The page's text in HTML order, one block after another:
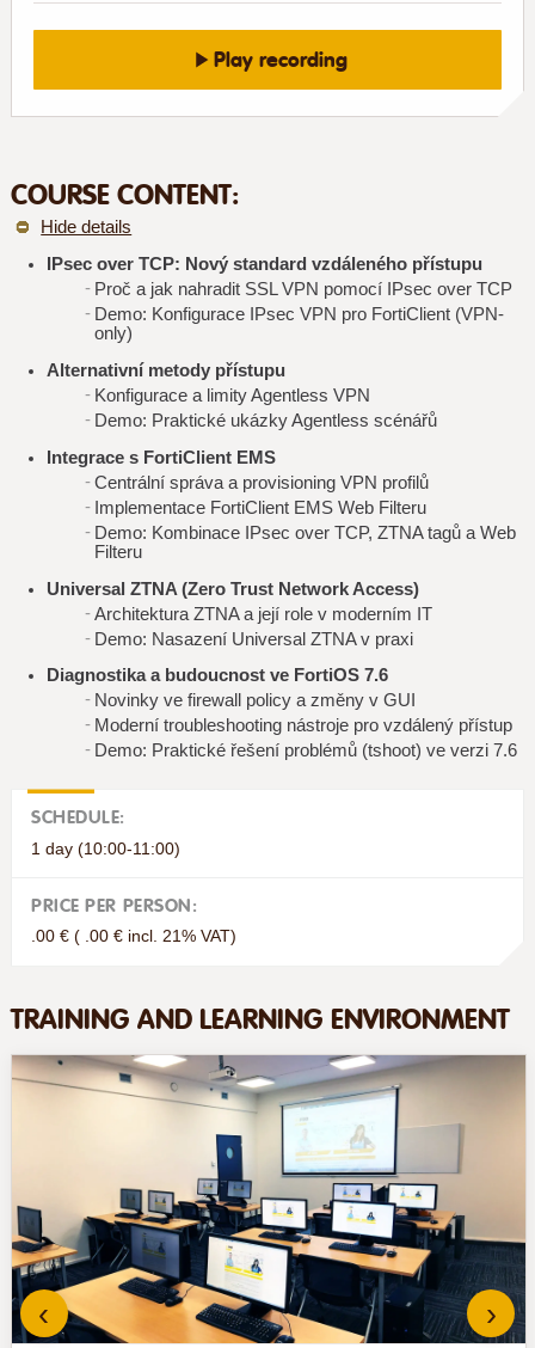
Play recording
COURSE CONTENT:
Hide details
IPsec over TCP: Nový standard vzdáleného přístupu
Proč a jak nahradit SSL VPN pomocí IPsec over TCP
Demo: Konfigurace IPsec VPN pro FortiClient (VPN-
only)
Alternativní metody přístupu
Konfigurace a limity Agentless VPN
Demo: Praktické ukázky Agentless scénářů
Integrace s FortiClient EMS
Centrální správa a provisioning VPN profilů
Implementace FortiClient EMS Web Filteru
Demo: Kombinace IPsec over TCP, ZTNA tagů a Web
Filteru
Universal ZTNA (Zero Trust Network Access)
Architektura ZTNA a její role v moderním IT
Demo: Nasazení Universal ZTNA v praxi
Diagnostika a budoucnost ve FortiOS 7.6
Novinky ve firewall policy a změny v GUI
Moderní troubleshooting nástroje pro vzdálený přístup
Demo: Praktické řešení problémů (tshoot) ve verzi 7.6
SCHEDULE:
1 day (10:00-11:00)
PRICE PER PERSON:
.00 € ( .00 € incl. 21% VAT)
TRAINING AND LEARNING ENVIRONMENT
‹ ›